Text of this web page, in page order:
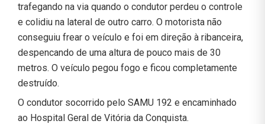
trafegando na via quando o condutor perdeu o controle
e colidiu na lateral de outro carro. O motorista não
conseguiu frear o veículo e foi em direção à ribanceira,
despencando de uma altura de pouco mais de 30
metros. O veículo pegou fogo e ficou completamente
destruído.
O condutor socorrido pelo SAMU 192 e encaminhado
ao Hospital Geral de Vitória da Conquista.